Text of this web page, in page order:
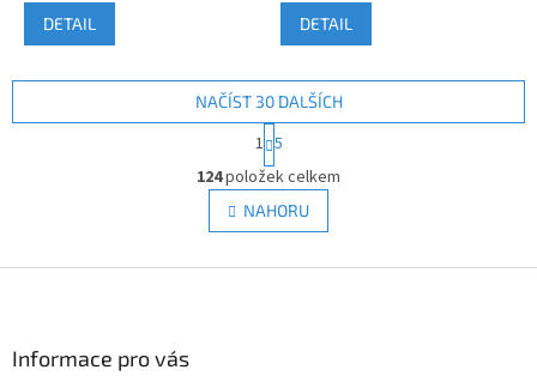
DETAIL DETAIL
O
v
l
á
NAČÍST 30 DALŠÍCH
S
t
r
á
n
k
v
1 5
124položek celkem
NAHORU
Informace pro vás